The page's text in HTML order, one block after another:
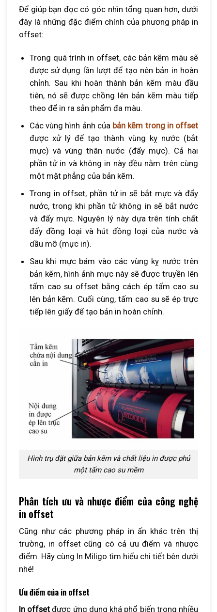
Để giúp bạn đọc có góc nhìn tổng quan hơn, dưới
đây là những đặc điểm chính của phương pháp in
offset:
Trong quá trình in offset, các bản kẽm màu sẽ
được sử dụng lần lượt để tạo nên bản in hoàn
chỉnh. Sau khi hoàn thành bản kẽm màu đầu
tiên, nó sẽ được chồng lên bản kẽm màu tiếp
theo để in ra sản phẩm đa màu.
Các vùng hình ảnh của bản kẽm trong in offset
được xử lý để tạo thành vùng kỵ nước (bắt
mực) và vùng thân nước (đẩy mực). Cả hai
phần tử in và không in này đều nằm trên cùng
một mặt phẳng của bản kẽm.
Trong in offset, phần tử in sẽ bắt mực và đẩy
nước, trong khi phần tử không in sẽ bắt nước
và đẩy mực. Nguyên lý này dựa trên tính chất
đẩy đồng loại và hút đồng loại của nước và
dầu mỡ (mực in).
Sau khi mực bám vào các vùng kỵ nước trên
bản kẽm, hình ảnh mực này sẽ được truyền lên
tấm cao su offset bằng cách ép tấm cao su
lên bản kẽm. Cuối cùng, tấm cao su sẽ ép trực
tiếp lên giấy để tạo bản in hoàn chỉnh.
Hình trụ đặt giữa bản kẽm và chất liệu in được phủ
một tấm cao su mềm
Phân tích ưu và nhược điểm của công nghệ
in offset
Cũng như các phương pháp in ấn khác trên thị
trường, in offset cũng có cả ưu điểm và nhược
điểm. Hãy cùng In Miligo tìm hiểu chi tiết bên dưới
nhé!
Ưu điểm của in offset
In offset được ứng dụng khá phổ biến trong nhiều